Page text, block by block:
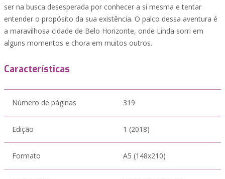
ser na busca desesperada por conhecer a si mesma e tentar
entender o propósito da sua existência. O palco dessa aventura é
a maravilhosa cidade de Belo Horizonte, onde Linda sorri em
alguns momentos e chora em muitos outros.
Características
Número de páginas 319
Edição 1 (2018)
Formato A5 (148x210)